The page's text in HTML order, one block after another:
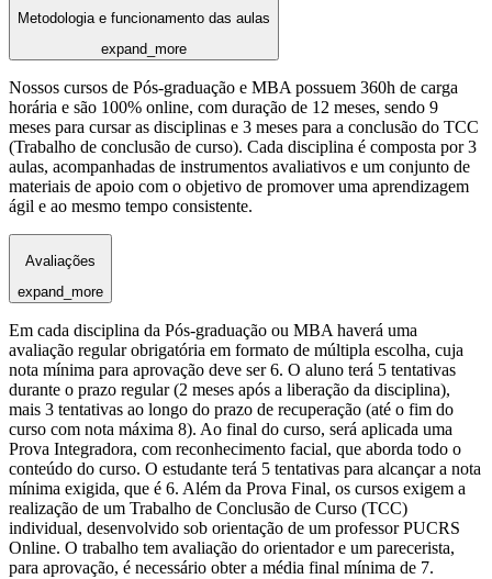
Metodologia e funcionamento das aulas
expand_more
Nossos cursos de Pós-graduação e MBA possuem 360h de carga
horária e são 100% online, com duração de 12 meses, sendo 9
meses para cursar as disciplinas e 3 meses para a conclusão do TCC
(Trabalho de conclusão de curso). Cada disciplina é composta por 3
aulas, acompanhadas de instrumentos avaliativos e um conjunto de
materiais de apoio com o objetivo de promover uma aprendizagem
ágil e ao mesmo tempo consistente.
Avaliações
expand_more
Em cada disciplina da Pós-graduação ou MBA haverá uma
avaliação regular obrigatória em formato de múltipla escolha, cuja
nota mínima para aprovação deve ser 6. O aluno terá 5 tentativas
durante o prazo regular (2 meses após a liberação da disciplina),
mais 3 tentativas ao longo do prazo de recuperação (até o fim do
curso com nota máxima 8). Ao final do curso, será aplicada uma
Prova Integradora, com reconhecimento facial, que aborda todo o
conteúdo do curso. O estudante terá 5 tentativas para alcançar a nota
mínima exigida, que é 6. Além da Prova Final, os cursos exigem a
realização de um Trabalho de Conclusão de Curso (TCC)
individual, desenvolvido sob orientação de um professor PUCRS
Online. O trabalho tem avaliação do orientador e um parecerista,
para aprovação, é necessário obter a média final mínima de 7.